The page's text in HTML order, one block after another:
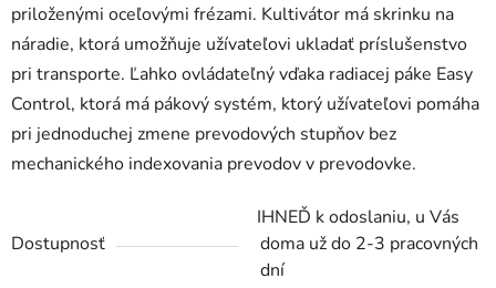
priloženými oceľovými frézami. Kultivátor má skrinku na
náradie, ktorá umožňuje užívateľovi ukladať príslušenstvo
pri transporte. Ľahko ovládateľný vďaka radiacej páke Easy
Control, ktorá má pákový systém, ktorý užívateľovi pomáha
pri jednoduchej zmene prevodových stupňov bez
mechanického indexovania prevodov v prevodovke.
Dostupnosť
IHNEĎ k odoslaniu, u Vás
doma už do 2-3 pracovných
dní